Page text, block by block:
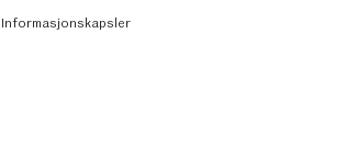
Informasjonskapsler